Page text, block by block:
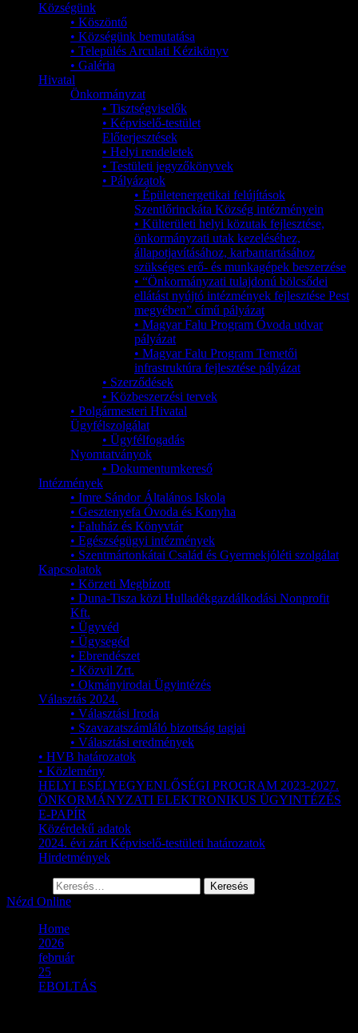
Községünk
• Köszöntő
• Községünk bemutatása
• Település Arculati Kézikönyv
• Galéria
Hivatal
Önkormányzat
• Tisztségviselők
• Képviselő-testület
Előterjesztések
• Helyi rendeletek
• Testületi jegyzőkönyvek
• Pályázatok
• Épületenergetikai felújítások
Szentlőrinckáta Község intézményein
• Külterületi helyi közutak fejlesztése,
önkormányzati utak kezeléséhez,
állapotjavításához, karbantartásához
szükséges erő- és munkagépek beszerzése
• “Önkormányzati tulajdonú bölcsődei
ellátást nyújtó intézmények fejlesztése Pest
megyében” című pályázat
• Magyar Falu Program Óvoda udvar
pályázat
• Magyar Falu Program Temetői
infrastruktúra fejlesztése pályázat
• Szerződések
• Közbeszerzési tervek
• Polgármesteri Hivatal
Ügyfélszolgálat
• Ügyfélfogadás
Nyomtatványok
• Dokumentumkereső
Intézmények
• Imre Sándor Általános Iskola
• Gesztenyefa Óvoda és Konyha
• Faluház és Könyvtár
• Egészségügyi intézmények
• Szentmártonkátai Család és Gyermekjóléti szolgálat
Kapcsolatok
• Körzeti Megbízott
• Duna-Tisza közi Hulladékgazdálkodási Nonprofit
Kft.
• Ügyvéd
• Ügysegéd
• Ebrendészet
• Közvil Zrt.
• Okmányirodai Ügyintézés
Választás 2024.
• Választási Iroda
• Szavazatszámláló bizottság tagjai
• Választási eredmények
• HVB határozatok
• Közlemény
HELYI ESÉLYEGYENLŐSÉGI PROGRAM 2023-2027.
ÖNKORMÁNYZATI ELEKTRONIKUS ÜGYINTÉZÉS
E-PAPÍR
Közérdekű adatok
2024. évi zárt Képviselő-testületi határozatok
Hirdetmények
Nézd Online
Home
2026
február
25
EBOLTÁS